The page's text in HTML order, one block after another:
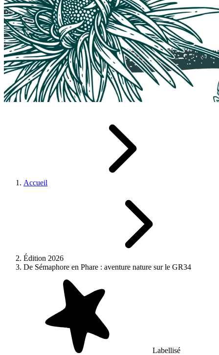
Accueil
Édition 2026
De Sémaphore en Phare : aventure nature sur le GR34
Labellisé